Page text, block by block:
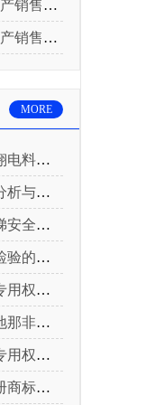
理局通告！
理局公告！
MORE
电缆案
启示
型案例
道被查
被查
品被查
被查
品被查